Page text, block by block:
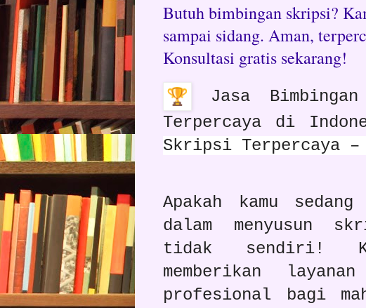
Butuh bimbingan skripsi?
sampai sidang. Aman,
Konsultasi gratis sekarang!
Jasa
Terpercaya di
Skripsi Terpercaya –
Apakah kamu
dalam menyusun
tidak sendiri!
memberikan
profesional bagi